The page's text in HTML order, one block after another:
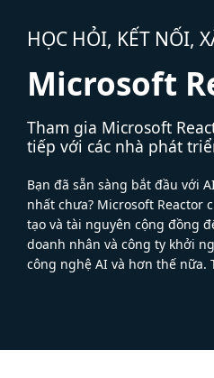
HỌC HỎI, KẾT NỐI,
Microsoft
Tham gia Microsoft
tiếp với các nhà phát
Bạn đã sẵn sàng bắt đầu với
nhất chưa? Microsoft Reactor
tạo và tài nguyên cộng đồng
doanh nhân và công ty khởi
công nghệ AI và hơn thế nữa.